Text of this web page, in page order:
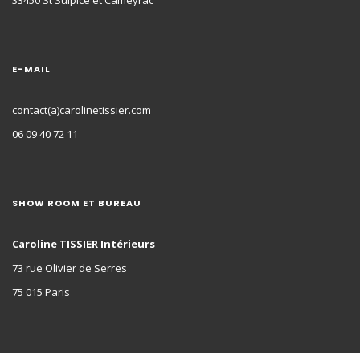
E-MAIL
contact(a)carolinetissier.com
06 09 40 72 11
SHOW ROOM ET BUREAU
Caroline TISSIER Intérieurs
73 rue Olivier de Serres
75 015 Paris